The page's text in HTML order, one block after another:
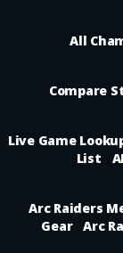
All
Compare
Live Game
List
Arc Raiders
Gear
Arc